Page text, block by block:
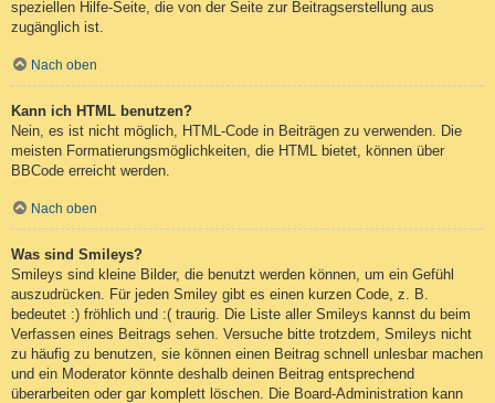
speziellen Hilfe-Seite, die von der Seite zur Beitragserstellung aus
zugänglich ist.
Nach oben
Kann ich HTML benutzen?
Nein, es ist nicht möglich, HTML-Code in Beiträgen zu verwenden. Die
meisten Formatierungsmöglichkeiten, die HTML bietet, können über
BBCode erreicht werden.
Nach oben
Was sind Smileys?
Smileys sind kleine Bilder, die benutzt werden können, um ein Gefühl
auszudrücken. Für jeden Smiley gibt es einen kurzen Code, z. B.
bedeutet :) fröhlich und :( traurig. Die Liste aller Smileys kannst du beim
Verfassen eines Beitrags sehen. Versuche bitte trotzdem, Smileys nicht
zu häufig zu benutzen, sie können einen Beitrag schnell unlesbar machen
und ein Moderator könnte deshalb deinen Beitrag entsprechend
überarbeiten oder gar komplett löschen. Die Board-Administration kann